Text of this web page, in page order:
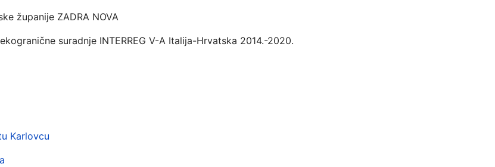
županije ZADRA NOVA
suradnje INTERREG V-A Italija-Hrvatska 2014.-2020.
Karlovcu